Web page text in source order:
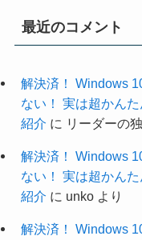
最近のコメント
解決済！ Windows
ない！ 実は超かん
紹介 に リーダーの
解決済！ Windows
ない！ 実は超かん
紹介 に unkoより
解決済！ Windows